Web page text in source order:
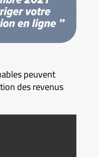
peuvent
des revenus